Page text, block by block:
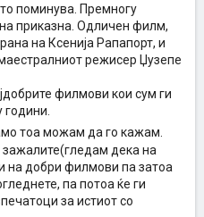
поминува. Премногу
приказна. Одличен филм,
на Ксенија Рапапорт, и
режисер Џузепе
филмови кои сум ги
тоа можам да го кажам.
зажалите(гледам дека на
на добри филмови па затоа
па потоа ќе ги
за истиот со